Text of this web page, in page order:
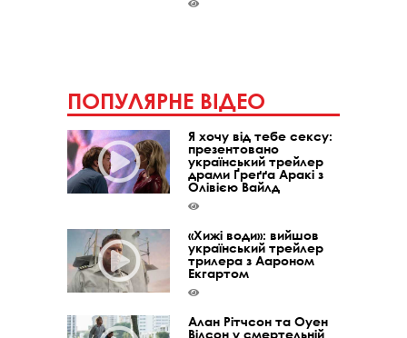
ПОПУЛЯРНЕ ВІДЕО
Я хочу від тебе сексу:
презентовано
український трейлер
драми Ґреґґа Аракі з
Олівією Вайлд
«Хижі води»: вийшов
український трейлер
трилера з Аароном
Екгартом
Алан Рітчсон та Оуен
Вілсон у смертельній